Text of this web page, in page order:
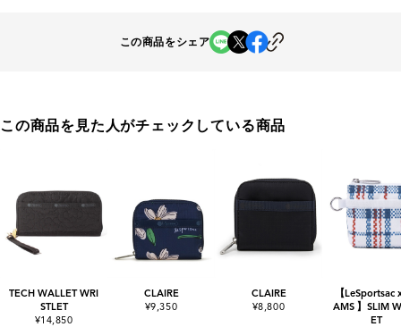
この商品をシェア
この商品を見た人がチェックしている商品
TECH WALLET WRI
STLET
¥14,850
CLAIRE
¥9,350
CLAIRE
¥8,800
【LeSportsac
AMS 】SLIM
ET